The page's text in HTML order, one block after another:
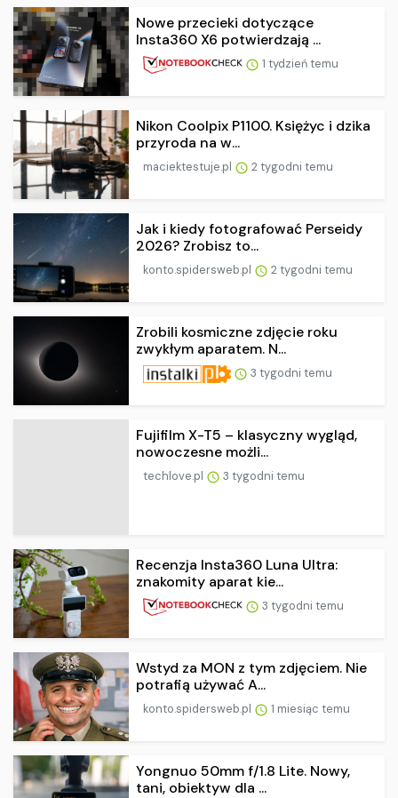
Nowe przecieki dotyczące
Insta360 X6 potwierdzają ...
1 tydzień temu
Nikon Coolpix P1100. Księżyc i dzika
przyroda na w...
maciektestuje.pl 2 tygodni temu
Jak i kiedy fotografować Perseidy
2026? Zrobisz to...
konto.spidersweb.pl 2 tygodni temu
Zrobili kosmiczne zdjęcie roku
zwykłym aparatem. N...
3 tygodni temu
Fujifilm X-T5 – klasyczny wygląd,
nowoczesne możli...
techlove.pl 3 tygodni temu
Recenzja Insta360 Luna Ultra:
znakomity aparat kie...
3 tygodni temu
Wstyd za MON z tym zdjęciem. Nie
potrafią używać A...
konto.spidersweb.pl 1 miesiąc temu
Yongnuo 50mm f/1.8 Lite. Nowy,
tani, obiektyw dla ...